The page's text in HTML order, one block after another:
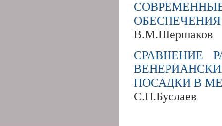
В.М.Шершаков
СРАВНЕНИЕ
ПОСАДКИ В
С.П.Буслаев